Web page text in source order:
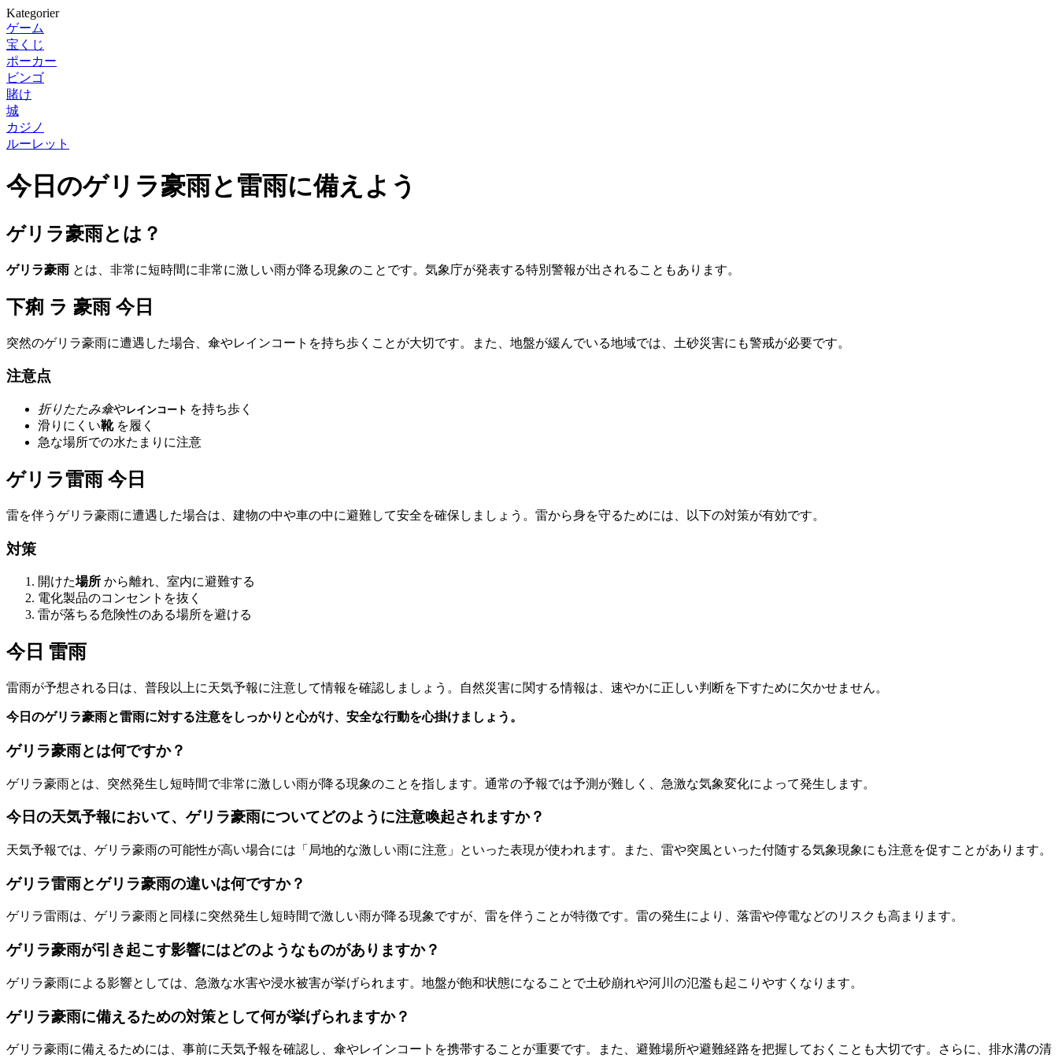
Kategorier
ゲーム
宝くじ
ポーカー
ビンゴ
賭け
城
カジノ
ルーレット
今日のゲリラ豪雨と雷雨に備えよう
ゲリラ豪雨とは？
ゲリラ豪雨 とは、非常に短時間に非常に激しい雨が降る現象のことです。気象庁が発表する特別警報が出されることもあります。
下痢 ラ 豪雨 今日
突然のゲリラ豪雨に遭遇した場合、傘やレインコートを持ち歩くことが大切です。また、地盤が緩んでいる地域では、土砂災害にも警戒が必要です。
注意点
折りたたみ傘やレインコート を持ち歩く
滑りにくい靴を履く
急な場所での水たまりに注意
ゲリラ雷雨 今日
雷を伴うゲリラ豪雨に遭遇した場合は、建物の中や車の中に避難して安全を確保しましょう。雷から身を守るためには、以下の対策が有効です。
対策
開けた場所 から離れ、室内に避難する
電化製品のコンセントを抜く
雷が落ちる危険性のある場所を避ける
今日 雷雨
雷雨が予想される日は、普段以上に天気予報に注意して情報を確認しましょう。自然災害に関する情報は、速やかに正しい判断を下すために欠かせません。
今日のゲリラ豪雨と雷雨に対する注意をしっかりと心がけ、安全な行動を心掛けましょう。
ゲリラ豪雨とは何ですか？
ゲリラ豪雨とは、突然発生し短時間で非常に激しい雨が降る現象のことを指します。通常の予報では予測が難しく、急激な気象変化によって発生します。
今日の天気予報において、ゲリラ豪雨についてどのように注意喚起されますか？
天気予報では、ゲリラ豪雨の可能性が高い場合には「局地的な激しい雨に注意」といった表現が使われます。また、雷や突風といった付随する気象現象にも注意を促すことがあります。
ゲリラ雷雨とゲリラ豪雨の違いは何ですか？
ゲリラ雷雨は、ゲリラ豪雨と同様に突然発生し短時間で激しい雨が降る現象ですが、雷を伴うことが特徴です。雷の発生により、落雷や停電などのリスクも高まります。
ゲリラ豪雨が引き起こす影響にはどのようなものがありますか？
ゲリラ豪雨による影響としては、急激な水害や浸水被害が挙げられます。地盤が飽和状態になることで土砂崩れや河川の氾濫も起こりやすくなります。
ゲリラ豪雨に備えるための対策として何が挙げられますか？
ゲリラ豪雨に備えるためには、事前に天気予報を確認し、傘やレインコートを携帯することが重要です。また、避難場所や避難経路を把握しておくことも大切です。さらに、排水溝の清